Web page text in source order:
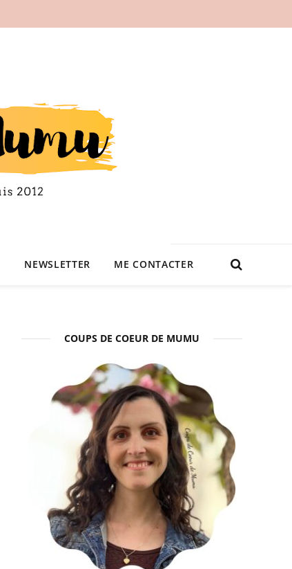
NEWSLETTER ME CONTACTER
COUPS DE COEUR DE MUMU